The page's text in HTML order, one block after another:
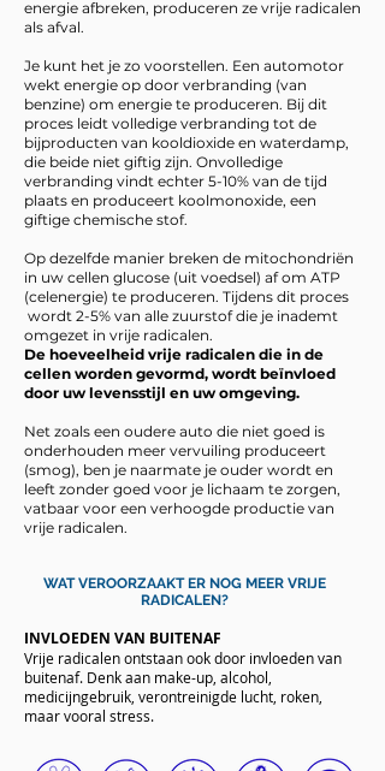
energie afbreken, produceren ze vrije radicalen
als afval.
Je kunt het je zo voorstellen. Een automotor
wekt energie op door verbranding (van
benzine) om energie te produceren. Bij dit
proces leidt volledige verbranding tot de
bijproducten van kooldioxide en waterdamp,
die beide niet giftig zijn. Onvolledige
verbranding vindt echter 5-10% van de tijd
plaats en produceert koolmonoxide, een
giftige chemische stof.
Op dezelfde manier breken de mitochondriën
in uw cellen glucose (uit voedsel) af om ATP
(celenergie) te produceren. Tijdens dit proces
wordt 2-5% van alle zuurstof die je inademt
omgezet in vrije radicalen.
De hoeveelheid vrije radicalen die in de
cellen worden gevormd, wordt beïnvloed
door uw levensstijl en uw omgeving.
Net zoals een oudere auto die niet goed is
onderhouden meer vervuiling produceert
(smog), ben je naarmate je ouder wordt en
leeft zonder goed voor je lichaam te zorgen,
vatbaar voor een verhoogde productie van
vrije radicalen.
WAT VEROORZAAKT ER NOG MEER VRIJE
RADICALEN?
INVLOEDEN VAN BUITENAF
Vrije radicalen ontstaan ook door invloeden van
buitenaf. Denk aan make-up, alcohol,
medicijngebruik, verontreinigde lucht, roken,
maar vooral stress.